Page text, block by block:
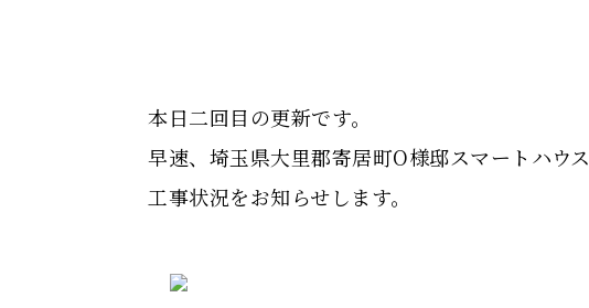
本日二回目の更新です。
早速、埼玉県大里郡寄居町O様邸スマートハウス
工事状況をお知らせします。